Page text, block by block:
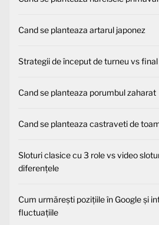
Cand se planteaza artarul japonez
Strategii de început de turneu vs
Cand se planteaza porumbul zaharat
Cand se planteaza castraveti de
Sloturi clasice cu 3 role vs video
diferențele
Cum urmărești pozițiile în Google și
fluctuațiile